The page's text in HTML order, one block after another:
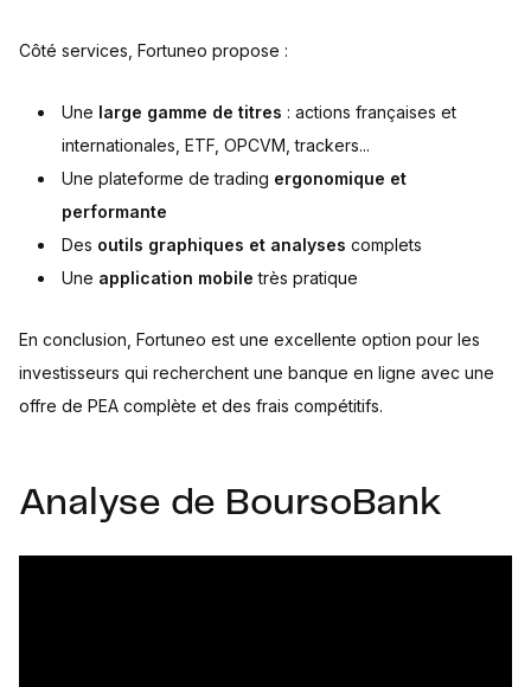
Côté services, Fortuneo propose :
Une large gamme de titres : actions françaises et
internationales, ETF, OPCVM, trackers...
Une plateforme de trading ergonomique et
performante
Des outils graphiques et analyses complets
Une application mobile très pratique
En conclusion, Fortuneo est une excellente option pour les
investisseurs qui recherchent une banque en ligne avec une
offre de PEA complète et des frais compétitifs.
Analyse de BoursoBank